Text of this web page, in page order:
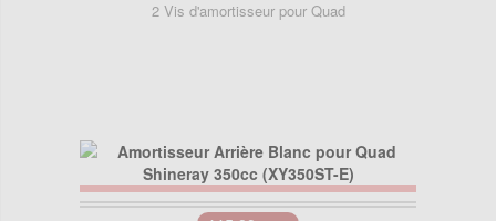
2 Vis d'amortisseur pour Quad